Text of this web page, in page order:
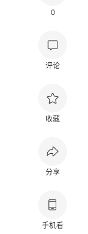
0
评论
收藏
分享
手机看